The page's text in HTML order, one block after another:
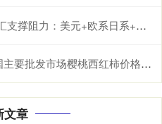
系日系+商品货币+新兴货币(2025年12月3日)
批发市场樱桃西红柿价格行情
文章